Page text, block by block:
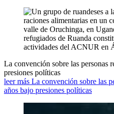
La convención sobre las personas
presiones políticas
leer más La convención sobre las
años bajo presiones políticas